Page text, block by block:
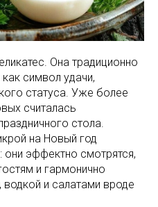
Она традиционно
символ удачи,
статуса. Уже более
считалась
стола.
на Новый год
эффектно смотрятся,
и гармонично
и салатами вроде